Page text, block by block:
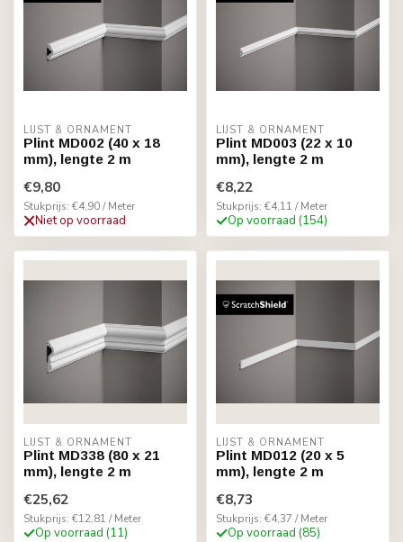
LIJST & ORNAMENT
Plint MD002 (40 x 18
mm), lengte 2 m
€9,80
Stukprijs: €4,90 / Meter
Niet op voorraad
LIJST & ORNAMENT
Plint MD003 (22 x 10
mm), lengte 2 m
€8,22
Stukprijs: €4,11 / Meter
Op voorraad (154)
LIJST & ORNAMENT
Plint MD338 (80 x 21
mm), lengte 2 m
€25,62
Stukprijs: €12,81 / Meter
Op voorraad (11)
LIJST & ORNAMENT
Plint MD012 (20 x 5
mm), lengte 2 m
€8,73
Stukprijs: €4,37 / Meter
Op voorraad (85)